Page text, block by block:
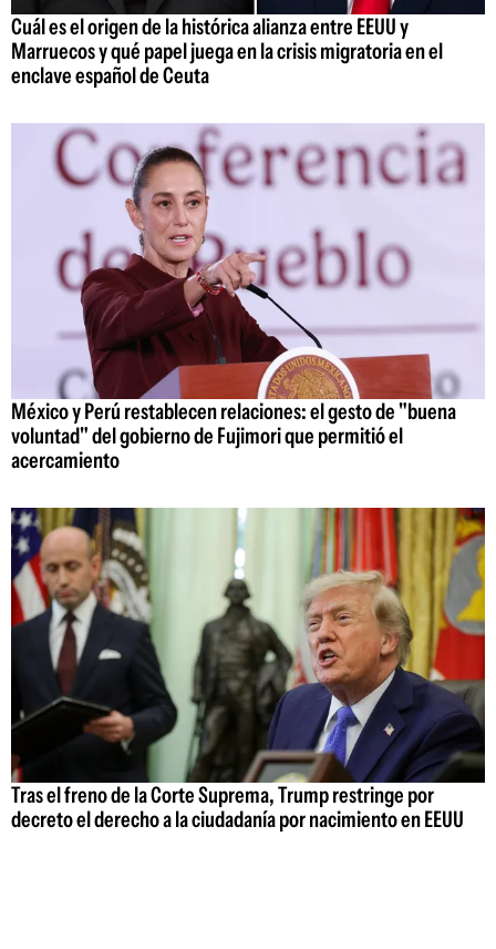
Cuál es el origen de la histórica alianza entre EEUU y
Marruecos y qué papel juega en la crisis migratoria en el
enclave español de Ceuta
México y Perú restablecen relaciones: el gesto de "buena
voluntad" del gobierno de Fujimori que permitió el
acercamiento
Tras el freno de la Corte Suprema, Trump restringe por
decreto el derecho a la ciudadanía por nacimiento en EEUU